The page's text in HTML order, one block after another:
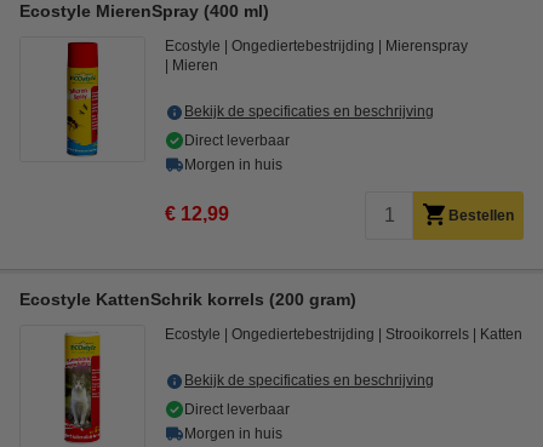
Ecostyle MierenSpray (400 ml)
Ecostyle Ongediertebestrijding
Mierenspray
Mieren
Bekijk de specificaties en beschrijving
Direct leverbaar
Morgen in huis
€ 12,99 Bestellen
Ecostyle KattenSchrik korrels (200 gram)
Ecostyle Ongediertebestrijding Strooikorrels Katten
Bekijk de specificaties en beschrijving
Direct leverbaar
Morgen in huis